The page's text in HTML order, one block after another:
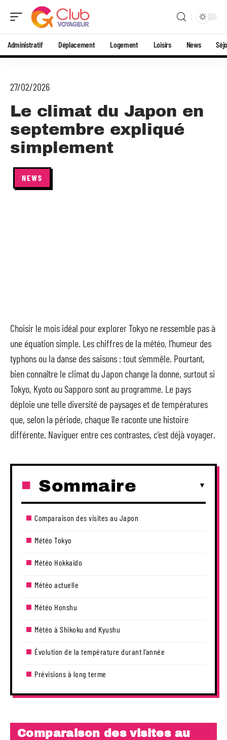
Administratif Déplacement Logement Loisirs News
27/02/2026
Le climat du Japon en
septembre expliqué
simplement
NEWS
Choisir le mois idéal pour explorer Tokyo ne ressemble pas à
une équation simple. Les chiffres de la météo, l’humeur des
typhons ou la danse des saisons : tout s’emmêle. Pourtant,
bien connaître le climat du Japon change la donne, surtout si
Tokyo, Kyoto ou Sapporo sont au programme. Le pays
déploie une telle diversité de paysages et de températures
que, selon la période, chaque île raconte une histoire
différente. Naviguer entre ces contrastes, c’est déjà voyager.
Sommaire
Comparaison des visites au Japon
Météo Tokyo
Météo Hokkaido
Météo actuelle
Météo Honshu
Météo à Shikoku and Kyushu
Évolution de la température durant l’année
Prévisions à long terme
Comparaison des visites au